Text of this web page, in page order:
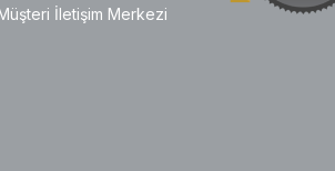
İletişim Merkezi